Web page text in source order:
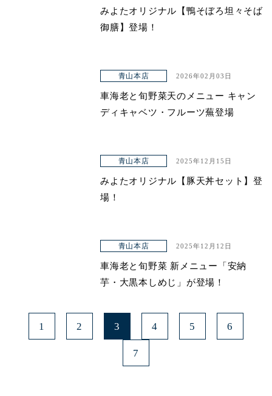
みよたオリジナル【鴨そぼろ坦々そば
御膳】登場！
青山本店 2026年02月03日
車海老と旬野菜天のメニュー キャン
ディキャベツ・フルーツ蕪登場
青山本店 2025年12月15日
みよたオリジナル【豚天丼セット】登
場！
青山本店 2025年12月12日
車海老と旬野菜 新メニュー「安納
芋・大黒本しめじ」が登場！
1 2 3 4 5 6
7